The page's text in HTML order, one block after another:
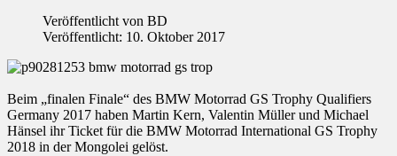
Veröffentlicht von BD
Veröffentlicht: 10. Oktober 2017
Beim „finalen Finale“ des BMW Motorrad GS Trophy Qualifiers
Germany 2017 haben Martin Kern, Valentin Müller und Michael
Hänsel ihr Ticket für die BMW Motorrad International GS Trophy
2018 in der Mongolei gelöst.